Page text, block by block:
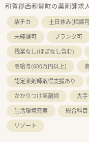
和賀郡西和賀町の薬剤師求
駅チカ 土日休み(相談
未経験可
ブランク可
残業なし(ほぼなし含む)
高給与(600万円以上)
認定薬剤師取得支援あり
かかりつけ薬剤師
大
生活環境充実
総合科目
リゾート